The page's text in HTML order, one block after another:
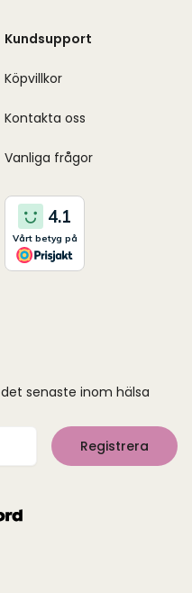
Kundsupport
Köpvillkor
Kontakta oss
Vanliga frågor
senaste inom hälsa
Registrera